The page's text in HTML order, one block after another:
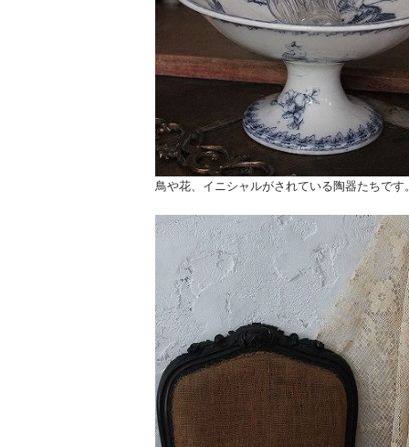
鳥や花、イニシャルがされている陶器たちです